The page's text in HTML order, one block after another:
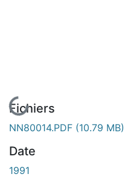
En cours de chargement...
Fichiers
NN80014.PDF (10.79 MB)
Date
1991